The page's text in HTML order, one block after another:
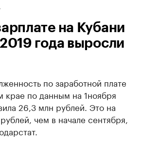
на Кубани
года выросли
по заработной плате
крае по данным на 1ноября
26,3 млн рублей. Это на
чем в начале сентября,